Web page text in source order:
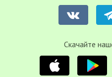
Cкачайте